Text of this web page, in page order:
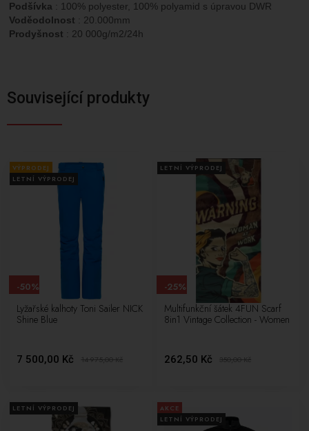
Podšívka : 100% polyester, 100% polyamid s úpravou DWR
Voděodolnost : 20.000mm
Prodyšnost : 20 000g/m2/24h
Související produkty
VÝPRODEJ
LETNÍ VÝPRODEJ
Lyžařské kalhoty Toni Sailer NICK
Shine Blue
7 500,00 Kč 14 975,00Kč
-50%
LETNÍ VÝPRODEJ
Multifunkční šátek 4FUN Scarf
8in1 Vintage Collection - Women
262,50 Kč 350,00Kč
-25%
LETNÍ VÝPRODEJ
AKCE
LETNÍ VÝPRODEJ